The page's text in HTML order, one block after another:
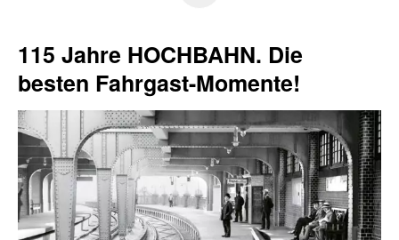
Fahrplan Gleisdreieck
Großveranstaltungen HADAG Hamburg
Harburg Historisches HOCHBAHN
115 Jahre HOCHBAHN. Die
besten Fahrgast-Momente!